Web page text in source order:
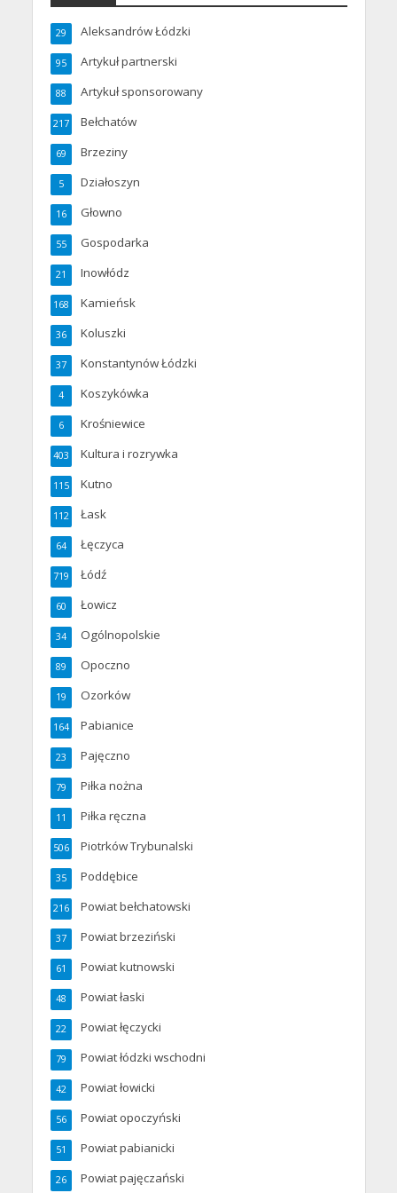
Aleksandrów Łódzki
29
Artykuł partnerski
95
Artykuł sponsorowany
88
Bełchatów
217
Brzeziny
69
Działoszyn
5
Głowno
16
Gospodarka
55
Inowłódz
21
Kamieńsk
168
Koluszki
36
Konstantynów Łódzki
37
Koszykówka
4
Krośniewice
6
Kultura i rozrywka
403
Kutno
115
Łask
112
Łęczyca
64
Łódź
719
Łowicz
60
Ogólnopolskie
34
Opoczno
89
Ozorków
19
Pabianice
164
Pajęczno
23
Piłka nożna
79
Piłka ręczna
11
Piotrków Trybunalski
506
Poddębice
35
Powiat bełchatowski
216
Powiat brzeziński
37
Powiat kutnowski
61
Powiat łaski
48
Powiat łęczycki
22
Powiat łódzki wschodni
79
Powiat łowicki
42
Powiat opoczyński
56
Powiat pabianicki
51
Powiat pajęczański
26